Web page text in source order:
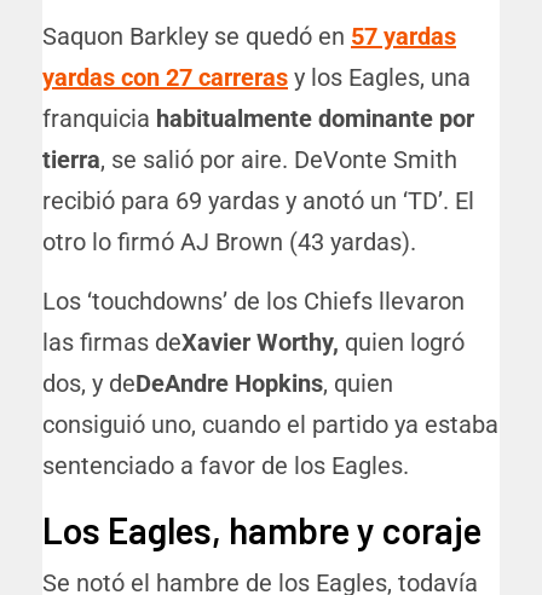
Saquon Barkley se quedó en 57 yardas
yardas con 27 carreras y los Eagles, una
franquicia habitualmente dominante por
tierra, se salió por aire. DeVonte Smith
recibió para 69 yardas y anotó un ‘TD’. El
otro lo firmó AJ Brown (43 yardas).
Los ‘touchdowns’ de los Chiefs llevaron
las firmas deXavier Worthy, quien logró
dos, y deDeAndre Hopkins, quien
consiguió uno, cuando el partido ya estaba
sentenciado a favor de los Eagles.
Los Eagles, hambre y coraje
Se notó el hambre de los Eagles, todavía